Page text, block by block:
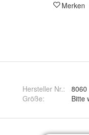
Merken
Hersteller Nr.:
8060
Größe: